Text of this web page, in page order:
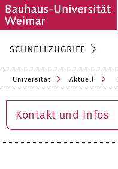
SCHNELLZUGRIFF
Universität Aktuell
Kontakt und Infos